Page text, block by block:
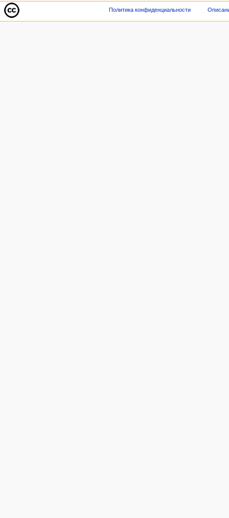
Политика конфиденциальности